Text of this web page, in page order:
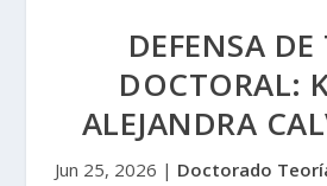
DEFENSA DE
DOCTORAL:
ALEJANDRA
Jun 25, 2026 | Doctorado